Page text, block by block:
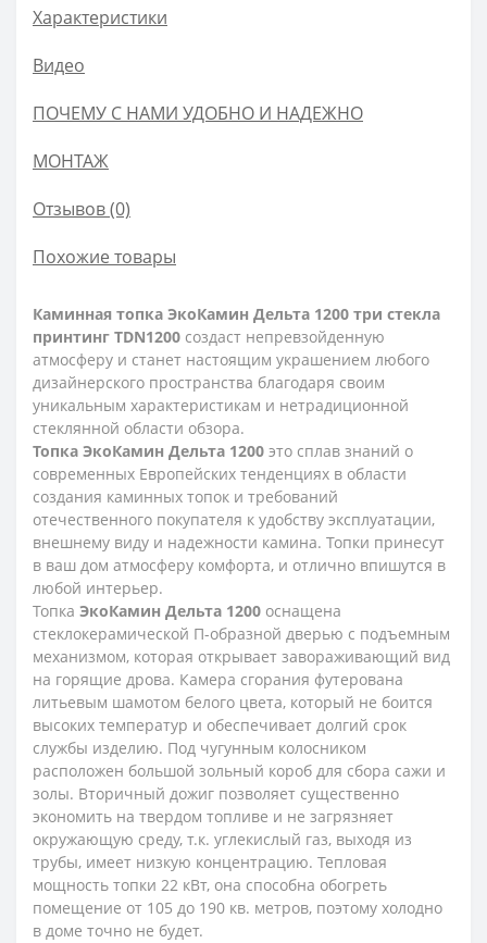
Характеристики
Видео
ПОЧЕМУ С НАМИ УДОБНО И НАДЕЖНО
МОНТАЖ
Отзывов (0)
Похожие товары
Каминная топка ЭкоКамин Дельта 1200 три стекла
принтинг TDN1200 создаст непревзойденную
атмосферу и станет настоящим украшением любого
дизайнерского пространства благодаря своим
уникальным характеристикам и нетрадиционной
стеклянной области обзора.
Топка ЭкоКамин Дельта 1200 это сплав знаний о
современных Европейских тенденциях в области
создания каминных топок и требований
отечественного покупателя к удобству эксплуатации,
внешнему виду и надежности камина. Топки принесут
в ваш дом атмосферу комфорта, и отлично впишутся в
любой интерьер.
Топка ЭкоКамин Дельта 1200 оснащена
стеклокерамической П-образной дверью с подъемным
механизмом, которая открывает завораживающий вид
на горящие дрова. Камера сгорания футерована
литьевым шамотом белого цвета, который не боится
высоких температур и обеспечивает долгий срок
службы изделию. Под чугунным колосником
расположен большой зольный короб для сбора сажи и
золы. Вторичный дожиг позволяет существенно
экономить на твердом топливе и не загрязняет
окружающую среду, т.к. углекислый газ, выходя из
трубы, имеет низкую концентрацию. Тепловая
мощность топки 22 кВт, она способна обогреть
помещение от 105 до 190 кв. метров, поэтому холодно
в доме точно не будет.